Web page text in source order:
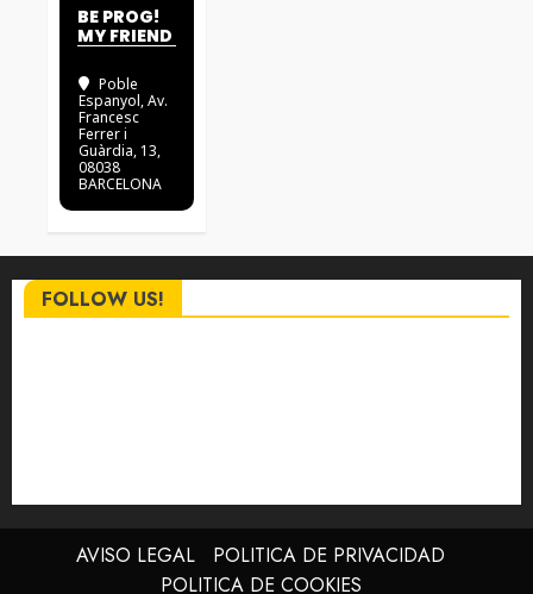
BE PROG!
MY FRIEND
Poble
Espanyol, Av.
Francesc
Ferrer i
Guàrdia, 13,
08038
BARCELONA
FOLLOW US!
AVISO LEGAL
POLITICA DE PRIVACIDAD
POLITICA DE COOKIES